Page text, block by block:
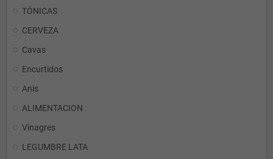
TÓNICAS
CERVEZA
Cavas
Encurtidos
Anis
ALIMENTACION
Vinagres
LEGUMBRE LATA